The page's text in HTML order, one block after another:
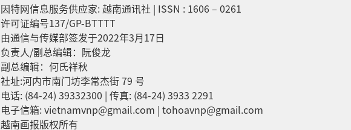
因特网信息服务供应家: 越南通讯社 | ISSN : 1606 – 0261
许可证编号137/GP-BTTTT
由通信与传媒部签发于2022年3月17日
负责人/副总编辑：阮俊龙
副总编辑：何氏祥秋
社址:河内市南门坊李常杰街 79 号
电话: (84-24) 39332300 | 传真: (84-24) 3933 2291
电子信箱: vietnamvnp@gmail.com | tohoavnp@gmail.com
越南画报版权所有